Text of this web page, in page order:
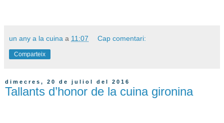
un any a la cuina a 11:07 Cap comentari:
Comparteix
dimecres, 20 de juliol del 2016
Tallants d’honor de la cuina gironina